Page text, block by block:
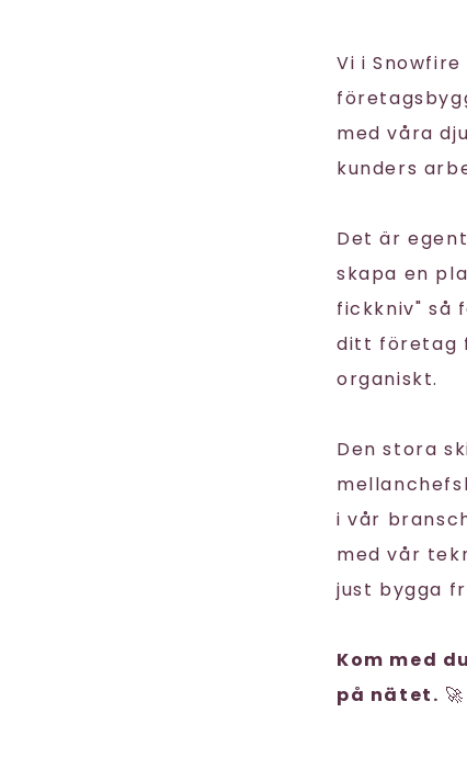
Vi i
med våra
kunders
Det är
skapa en
fickkniv" så
ditt företag
organiskt.
Den stora
i vår
med vår
just bygga
Kom med
på nätet. 🚀